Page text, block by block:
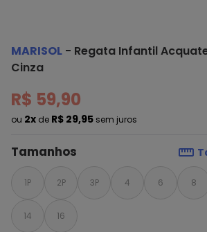
MARISOL - Regata Infantil
Cinza
R$ 59,90
ou 2x de R$ 29,95 sem juros
Tamanhos
1P 2P 3P 4 6 8
14 16